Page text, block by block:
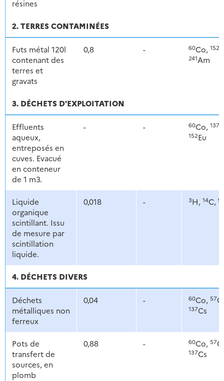
résines
2. TERRES CONTAMINÉES
Futs métal 120l
contenant des
terres et
gravats
0,8 - 60Co, 152
241Am
3. DÉCHETS D'EXPLOITATION
Effluents
aqueux,
entreposés en
cuves. Evacué
en conteneur
de 1 m3.
- - 60Co, 137
152Eu
Liquide
organique
scintillant. Issu
de mesure par
scintillation
liquide.
0,018 - 3H, 14C,
4. DÉCHETS DIVERS
Déchets
métalliques non
ferreux
0,04 - 60Co, 57
137Cs
Pots de
transfert de
sources, en
plomb
0,88 - 60Co, 57
137Cs